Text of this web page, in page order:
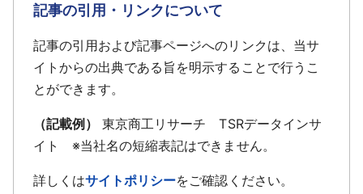
記事の引用・リンクについて
記事の引用および記事ページへのリンクは、当サ
イトからの出典である旨を明示することで行うこ
とができます。
（記載例）
東京商工リサーチ TSRデータインサ
イト ※当社名の短縮表記はできません。
詳しくはサイトポリシーをご確認ください。